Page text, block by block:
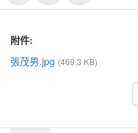
附件:
張茂男.jpg (469.3 KB)